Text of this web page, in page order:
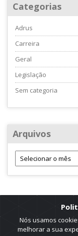
Categorias
Adrus
Carreira
Geral
Legislação
Sem categoria
Arquivos
Nós usamos
melhorar a sua